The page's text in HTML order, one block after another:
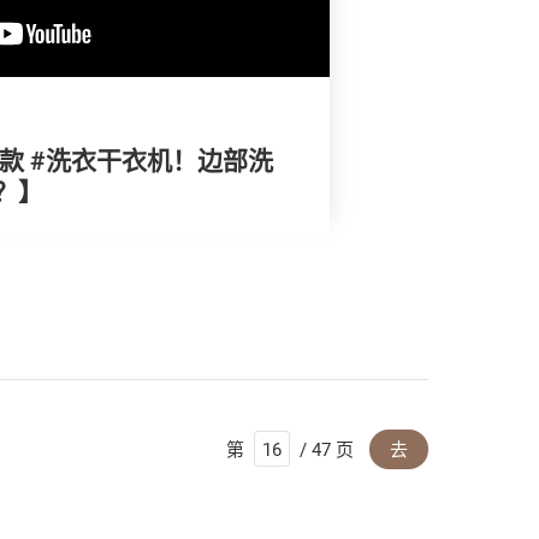
#洗衣干衣机！边部洗
第 / 47 页 去